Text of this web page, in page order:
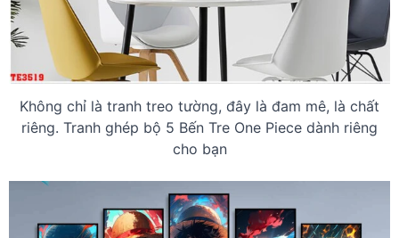
Không chỉ là tranh treo tường, đây là đam mê, là chất
riêng. Tranh ghép bộ 5 Bến Tre One Piece dành riêng
cho bạn